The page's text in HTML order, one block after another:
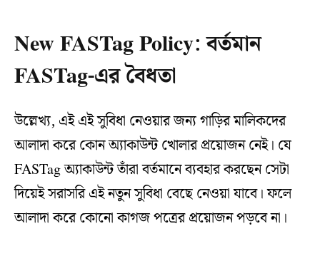
New FASTag Policy: বর্তমান
FASTag-এর বৈধতা
উল্লেখ্য, এই এই সুবিধা নেওয়ার জন্য গাড়ির মালিকদের
আলাদা করে কোন অ্যাকাউন্ট খোলার প্রয়োজন নেই। যে
FASTag অ্যাকাউন্ট তাঁরা বর্তমানে ব্যবহার করছেন সেটা
দিয়েই সরাসরি এই নতুন সুবিধা বেছে নেওয়া যাবে। ফলে
আলাদা করে কোনো কাগজ পত্রের প্রয়োজন পড়বে না।